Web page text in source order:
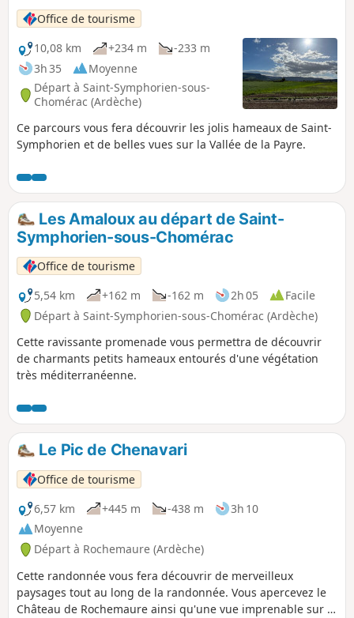
Office de tourisme
10,08 km
+234 m
-233 m
3h 35
Moyenne
Départ à Saint-Symphorien-sous-
Chomérac (Ardèche)
Ce parcours vous fera découvrir les jolis hameaux de Saint-
Symphorien et de belles vues sur la Vallée de la Payre.
Les Amaloux au départ de Saint-
Symphorien-sous-Chomérac
Office de tourisme
5,54 km
+162 m -162 m 2h 05
Facile
Départ à Saint-Symphorien-sous-Chomérac (Ardèche)
Cette ravissante promenade vous permettra de découvrir
de charmants petits hameaux entourés d'une végétation
très méditerranéenne.
Le Pic de Chenavari
Office de tourisme
6,57 km
+445 m -438 m
3h 10
Moyenne
Départ à Rochemaure (Ardèche)
Cette randonnée vous fera découvrir de merveilleux
paysages tout au long de la randonnée. Vous apercevez le
Château de Rochemaure ainsi qu'une vue imprenable sur la